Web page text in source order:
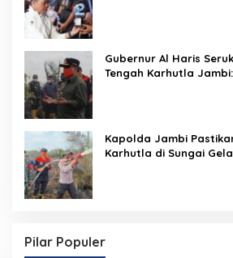
Gubernur Al Haris
Tengah Karhutla
Kapolda Jambi
Karhutla di Sungai
Pilar Populer